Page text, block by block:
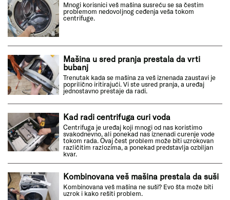
Mnogi korisnici veš mašina susreću se sa čestim
problemom nedovoljnog ceđenja veša tokom
centrifuge.
Mašina u sred pranja prestala da vrti
bubanj
Trenutak kada se mašina za veš iznenada zaustavi je
poprilično iritirajući. Vi ste usred pranja, a uređaj
jednostavno prestaje da radi.
Kad radi centrifuga curi voda
Centrifuga je uređaj koji mnogi od nas koristimo
svakodnevno, ali ponekad nas iznenadi curenje vode
tokom rada. Ovaj čest problem može biti uzrokovan
različitim razlozima, a ponekad predstavlja ozbiljan
kvar.
Kombinovana veš mašina prestala da suši
Kombinovana veš mašina ne suši? Evo šta može biti
uzrok i kako rešiti problem.